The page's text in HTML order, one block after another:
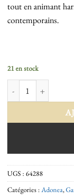
tout en animant
contemporains.
21 en stock
UGS : 64288
Catégories : Adonea,